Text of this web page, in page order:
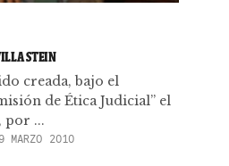
STEIN
creada, bajo el
de Ética Judicial” el
por ...
MARZO 2010